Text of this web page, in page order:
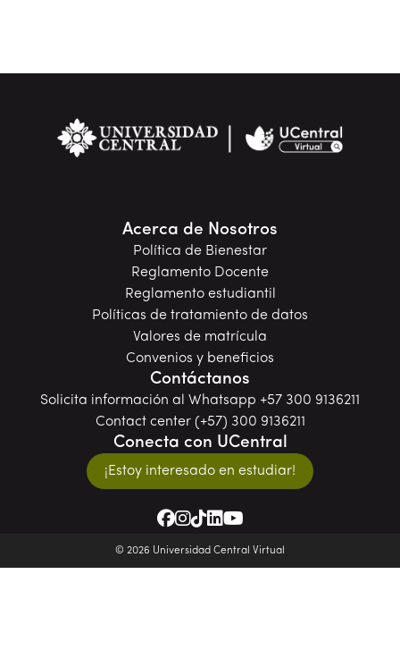
Acerca de Nosotros
Política de Bienestar
Reglamento Docente
Reglamento estudiantil
Políticas de tratamiento de datos
Valores de matrícula
Convenios y beneficios
Contáctanos
Solicita información al Whatsapp +57 300 9136211
Contact center (+57) 300 9136211
Conecta con UCentral
¡Estoy interesado en estudiar!
© 2026 Universidad Central Virtual